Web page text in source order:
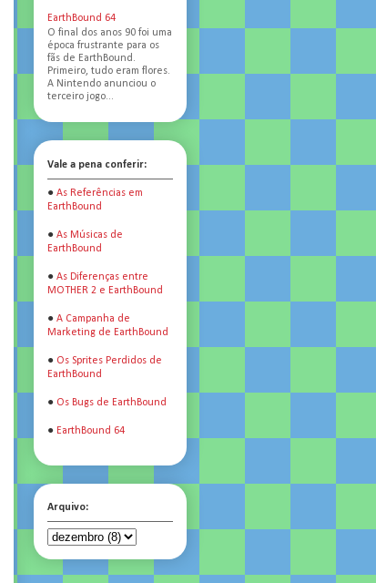
EarthBound 64
O final dos anos 90 foi uma
época frustrante para os
fãs de EarthBound.
Primeiro, tudo eram flores.
A Nintendo anunciou o
terceiro jogo...
Vale a pena conferir:
● As Referências em
EarthBound
● As Músicas de
EarthBound
● As Diferenças entre
MOTHER 2 e EarthBound
● A Campanha de
Marketing de EarthBound
● Os Sprites Perdidos de
EarthBound
● Os Bugs de EarthBound
● EarthBound 64
Arquivo: